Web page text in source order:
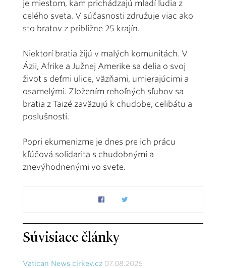
je miestom, kam prichádzajú mladí ľudia z
celého sveta. V súčasnosti združuje viac ako
sto bratov z približne 25 krajín.
Niektorí bratia žijú v malých komunitách. V
Ázii, Afrike a Južnej Amerike sa delia o svoj
život s deťmi ulice, väzňami, umierajúcimi a
osamelými. Zložením rehoľných sľubov sa
bratia z Taizé zaväzujú k chudobe, celibátu a
poslušnosti.
Popri ekumenizme je dnes pre ich prácu
kľúčová solidarita s chudobnými a
znevýhodnenými vo svete.
Súvisiace články
Vatican News cirkev.cz 07.08.2026